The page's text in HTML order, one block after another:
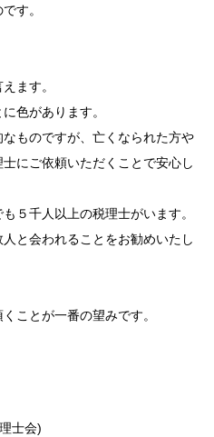
す。
ます。
色があります。
ものですが、亡くなられた方や
にご依頼いただくことで安心し
５千人以上の税理士がいます。
と会われることをお勧めいたし
ことが一番の望みです。
士会)